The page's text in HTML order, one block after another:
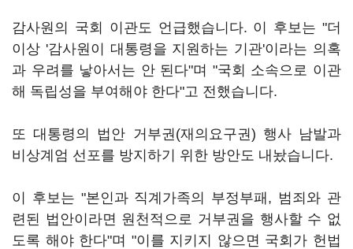
감사원의 국회 이관도 언급했습니다. 이 후보는 "더
이상 '감사원이 대통령을 지원하는 기관'이라는 의혹
과 우려를 낳아서는 안 된다"며 "국회 소속으로 이관
해 독립성을 부여해야 한다"고 전했습니다.
또 대통령의 법안 거부권(재의요구권) 행사 남발과
비상계엄 선포를 방지하기 위한 방안도 내놨습니다.
이 후보는 "본인과 직계가족의 부정부패, 범죄와 관
련된 법안이라면 원천적으로 거부권을 행사할 수 없
도록 해야 한다"며 "이를 지키지 않으면 국회가 헌법